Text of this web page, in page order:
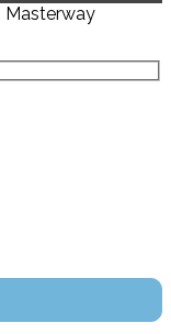
Masterway